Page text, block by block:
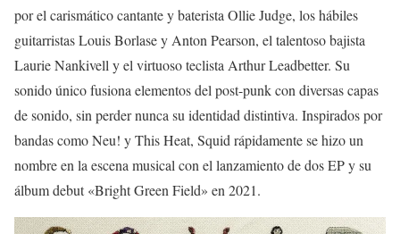
por el carismático cantante y baterista Ollie Judge, los hábiles
guitarristas Louis Borlase y Anton Pearson, el talentoso bajista
Laurie Nankivell y el virtuoso teclista Arthur Leadbetter. Su
sonido único fusiona elementos del post-punk con diversas capas
de sonido, sin perder nunca su identidad distintiva. Inspirados por
bandas como Neu! y This Heat, Squid rápidamente se hizo un
nombre en la escena musical con el lanzamiento de dos EP y su
álbum debut «Bright Green Field» en 2021.